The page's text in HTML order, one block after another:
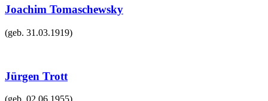
Joachim Tomaschewsky
(geb. 31.03.1919)
Jürgen Trott